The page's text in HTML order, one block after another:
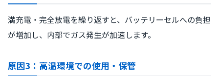
満充電・完全放電を繰り返すと、バッテリーセルへの負担
が増加し、内部でガス発生が加速します。
原因3：高温環境での使用・保管